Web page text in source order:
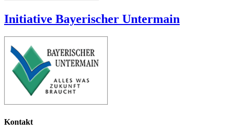
Initiative Bayerischer Untermain
Kontakt